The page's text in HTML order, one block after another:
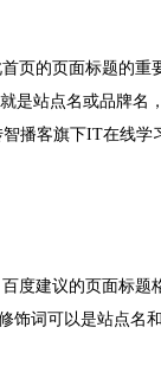
页的页面标题的
是站点名或品牌名
智播客旗下IT在线学
度建议的页面标题
饰词可以是站点